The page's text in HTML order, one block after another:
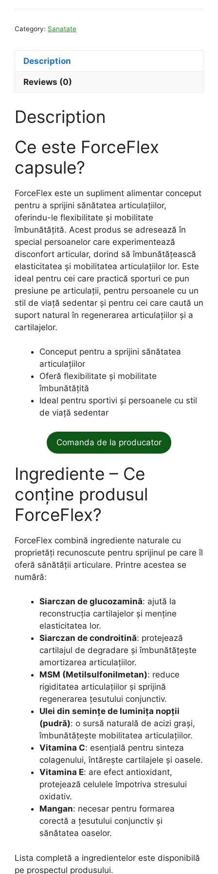
Category: Sanatate
Description
Reviews (0)
Description
Ce este ForceFlex
capsule?
ForceFlex este un supliment alimentar conceput
pentru a sprijini sănătatea articulațiilor,
oferindu-le flexibilitate și mobilitate
îmbunătățită. Acest produs se adresează în
special persoanelor care experimentează
disconfort articular, dorind să îmbunătățească
elasticitatea și mobilitatea articulațiilor lor. Este
ideal pentru cei care practică sporturi ce pun
presiune pe articulații, pentru persoanele cu un
stil de viață sedentar și pentru cei care caută un
suport natural în regenerarea articulațiilor și a
cartilajelor.
Conceput pentru a sprijini sănătatea
articulațiilor
Oferă flexibilitate și mobilitate
îmbunătățită
Ideal pentru sportivi și persoanele cu stil
de viață sedentar
Comanda de la producator
Ingrediente – Ce
conține produsul
ForceFlex?
ForceFlex combină ingrediente naturale cu
proprietăți recunoscute pentru sprijinul pe care îl
oferă sănătății articulare. Printre acestea se
numără:
Siarczan de glucozamină: ajută la
reconstrucția cartilajelor și menține
elasticitatea lor.
Siarczan de condroitină: protejează
cartilajul de degradare și îmbunătățește
amortizarea articulațiilor.
MSM (Metilsulfonilmetan): reduce
rigiditatea articulațiilor și sprijină
regenerarea țesutului conjunctiv.
Ulei din semințe de luminița nopții
(pudră): o sursă naturală de acizi grași,
îmbunătățește mobilitatea articulațiilor.
Vitamina C: esențială pentru sinteza
colagenului, întărește cartilajele și oasele.
Vitamina E: are efect antioxidant,
protejează celulele împotriva stresului
oxidativ.
Mangan: necesar pentru formarea
corectă a țesutului conjunctiv și
sănătatea oaselor.
Lista completă a ingredientelor este disponibilă
pe prospectul produsului.